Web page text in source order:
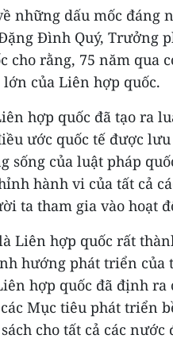
những dấu mốc đáng
Đình Quý, Trưởng
cho rằng, 75 năm qua
lớn của Liên hợp quốc.
hợp quốc đã tạo ra
ước quốc tế được
sống của luật pháp
hành vi của tất cả
ta tham gia vào hoạt
Liên hợp quốc rất
hướng phát triển của
hợp quốc đã định
Mục tiêu phát triển
cho tất cả các nước